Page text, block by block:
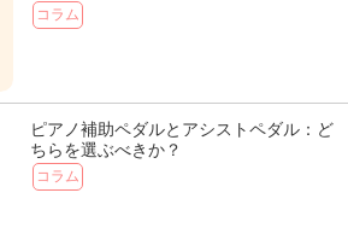
コラム
ピアノ補助ペダルとアシストペダル：ど
ちらを選ぶべきか？
コラム